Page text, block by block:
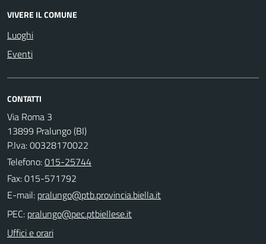
VIVERE IL COMUNE
Luoghi
Eventi
CONTATTI
Via Roma 3
13899 Pralungo (BI)
P.Iva: 00328170022
Telefono:015-25744
Fax: 015-571792
E-mail:
PEC:
Uffici e orari